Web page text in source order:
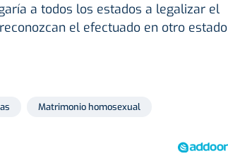
a todos los estados a legalizar el
el efectuado en otro estado
Matrimonio homosexual